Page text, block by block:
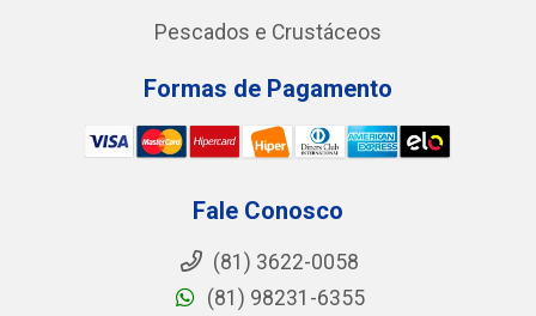
Pescados e Crustáceos
Formas de Pagamento
Fale Conosco
(81) 3622-0058
(81) 98231-6355